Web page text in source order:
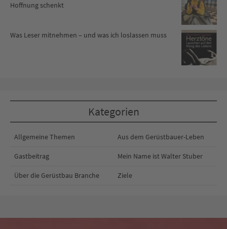
Hoffnung schenkt
Was Leser mitnehmen – und was ich loslassen muss
Kategorien
Allgemeine Themen Aus dem Gerüstbauer-Leben
Gastbeitrag Mein Name ist Walter Stuber
Über die Gerüstbau Branche Ziele